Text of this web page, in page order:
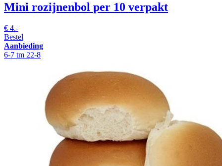
Mini rozijnenbol per 10 verpakt
€ 4.-
Bestel
Aanbieding
6-7 tm 22-8